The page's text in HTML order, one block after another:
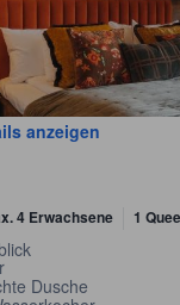
anzeigen
4 Erwachsene 1
Dusche